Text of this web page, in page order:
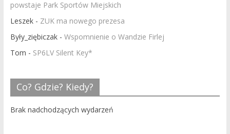
powstaje Park Sportów Miejskich
Leszek- ZUK ma nowego prezesa
Były_ziębiczak- Wspomnienie o Wandzie Firlej
Tom - SP6LV Silent Key*
Co? Gdzie? Kiedy?
Brak nadchodzących wydarzeń